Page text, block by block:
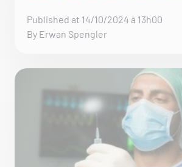
Published at 14/10/2024 à 13h00
By Erwan Spengler